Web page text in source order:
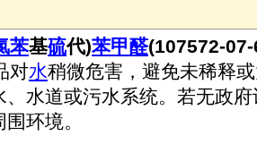
苯基硫代)苯甲醛(107572-
对水稍微危害，避免未稀释
、水道或污水系统。若无政
环境。